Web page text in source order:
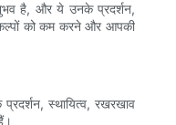
है, और ये उनके प्रदर्शन,
को कम करने और आपकी
स्थायित्व, रखरखाव